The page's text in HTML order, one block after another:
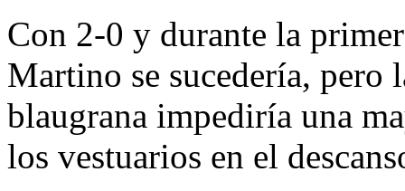
Con 2-0 y durante la
Martino se sucedería, pero
blaugrana impediría una
los vestuarios en el